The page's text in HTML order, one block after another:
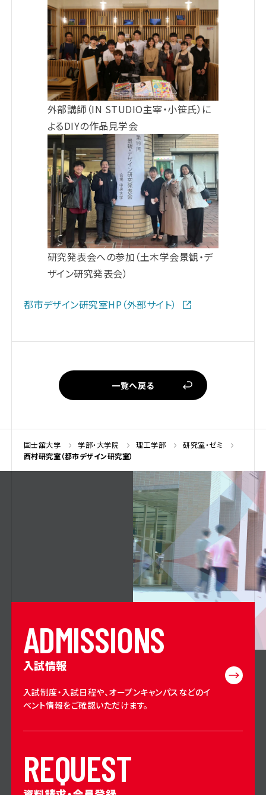
外部講師（IN STUDIO主宰・小笹氏）に
よるDIYの作品見学会
研究発表会への参加（土木学会景観・デ
ザイン研究発表会）
都市デザイン研究室HP（外部サイト）
一覧へ戻る
国士舘大学 学部・大学院 理工学部
研究室・ゼミ
西村研究室（都市デザイン研究室）
ADMISSIONS
入試情報
入試制度・入試日程や、オープンキャンパスなどのイ
ベント情報をご確認いただけます。
REQUEST